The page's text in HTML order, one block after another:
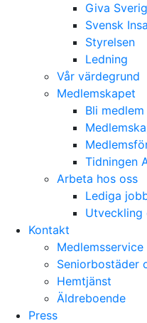
Giva
Svensk
Styrelsen
Ledning
Vår värdegrund
Medlemskapet
Bli
Tidningen
Arbeta hos oss
Lediga
Utveckling
Kontakt
Medlemsservice
Seniorbostäder
Hemtjänst
Äldreboende
Press